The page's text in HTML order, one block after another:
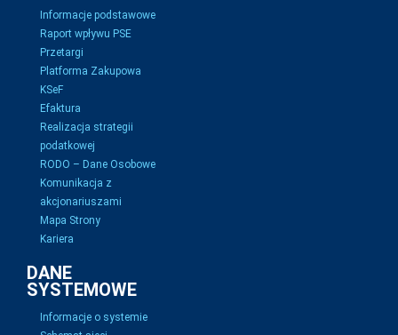
Informacje podstawowe
Raport wpływu PSE
Przetargi
Platforma Zakupowa
KSeF
Efaktura
Realizacja strategii
podatkowej
RODO – Dane Osobowe
Komunikacja z
akcjonariuszami
Mapa Strony
Kariera
DANE
SYSTEMOWE
Informacje o systemie